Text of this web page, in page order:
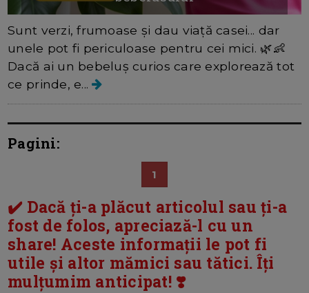
Sunt verzi, frumoase și dau viață casei... dar
unele pot fi periculoase pentru cei mici. 🌿👶
Dacă ai un bebeluș curios care explorează tot
ce prinde, e...
Pagini:
1
✔️ Dacă ți-a plăcut articolul sau ți-a
fost de folos, apreciază-l cu un
share! Aceste informații le pot fi
utile și altor mămici sau tătici. Îți
mulțumim anticipat! ❣️